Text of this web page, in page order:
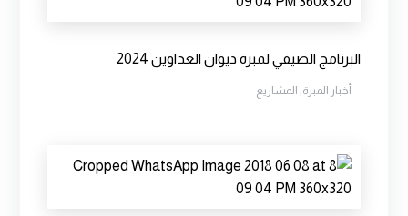
البرنامج الصيفي لمبرة ديوان العداوين 2024
أخبار المبرة, المشاريع